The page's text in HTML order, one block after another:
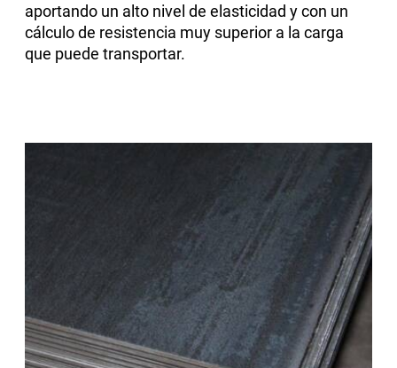
aportando un alto nivel de elasticidad y con un
cálculo de resistencia muy superior a la carga
que puede transportar.